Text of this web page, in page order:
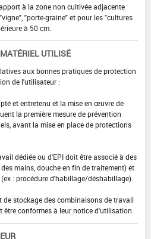
à la zone non cultivée adjacente
"porte-graine" et pour les "cultures
à 50 cm.
UTILISÉ
aux bonnes pratiques de protection
de l'utilisateur :
et entretenu et la mise en œuvre de
la première mesure de prévention
avant la mise en place de protections
dédiée ou d'EPI doit être associé à des
mains, douche en fin de traitement) et
: procédure d'habillage/déshabillage).
de stockage des combinaisons de travail
être conformes à leur notice d'utilisation.